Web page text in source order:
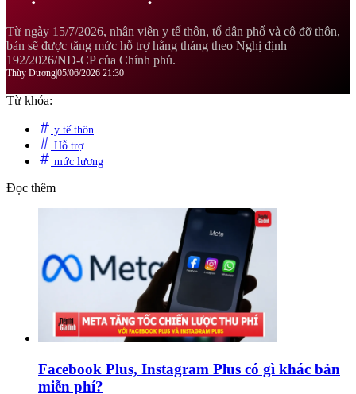
Từ ngày 15/7/2026, nhân viên y tế thôn, tổ dân phố và cô đỡ thôn,
bản sẽ được tăng mức hỗ trợ hằng tháng theo Nghị định
192/2026/NĐ-CP của Chính phủ.
Thùy Dương05/06/2026 21:30
Từ khóa:
y tế thôn
Hỗ trợ
mức lương
Đọc thêm
Facebook Plus, Instagram Plus có gì khác bản
miễn phí?